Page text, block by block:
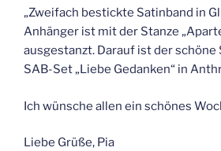
„Zweifach bestickte Satinband in
Anhänger ist mit der Stanze
ausgestanzt. Darauf ist der schöne
SAB-Set „Liebe Gedanken“ in
Ich wünsche allen ein schönes
Liebe Grüße, Pia